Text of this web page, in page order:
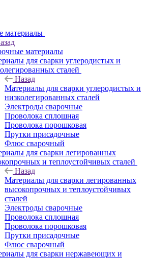
материалы
материалы
для сварки углеродистых и
сталей
Назад
Материалы для сварки углеродистых и
низколегированных сталей
Электроды сварочные
Проволока сплошная
Проволока порошковая
Прутки присадочные
Флюс сварочный
для сварки легированных
и теплоустойчивых сталей
Назад
Материалы для сварки легированных
высокопрочных и теплоустойчивых
сталей
Электроды сварочные
Проволока сплошная
Проволока порошковая
Прутки присадочные
Флюс сварочный
для сварки нержавеющих и